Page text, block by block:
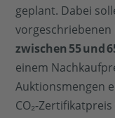
geplant. Dabei
vorgeschriebenen
zwischen55und
einem
Auktionsmengen
CO₂-